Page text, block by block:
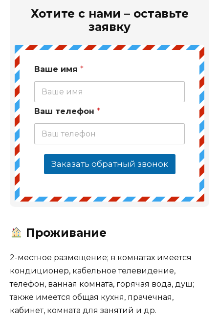
Хотите с нами – оставьте
заявку
Ваше имя *
Ваш телефон *
Заказать обратный звонок
Проживание
2-местное размещение; в комнатах имеется
кондиционер, кабельное телевидение,
телефон, ванная комната, горячая вода, душ;
также имеется общая кухня, прачечная,
кабинет, комната для занятий и др.